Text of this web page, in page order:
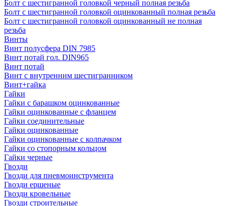
Болт с шестигранной головкой черный полная резьба
Болт с шестигранной головкой оцинкованный полная резьба
Болт с шестигранной головкой оцинкованный не полная
резьба
Винты
Винт полусфера DIN 7985
Винт потай гол. DIN965
Винт потай
Винт с внутренним шестигранником
Винт+гайка
Гайки
Гайки с барашком оцинкованные
Гайки оцинкованные с фланцем
Гайки соединительные
Гайки оцинкованные
Гайки оцинкованные с колпачком
Гайки со стопорным кольцом
Гайки черные
Гвозди
Гвозди для пневмоинструмента
Гвозди ершеные
Гвозди кровельные
Гвозди строительные